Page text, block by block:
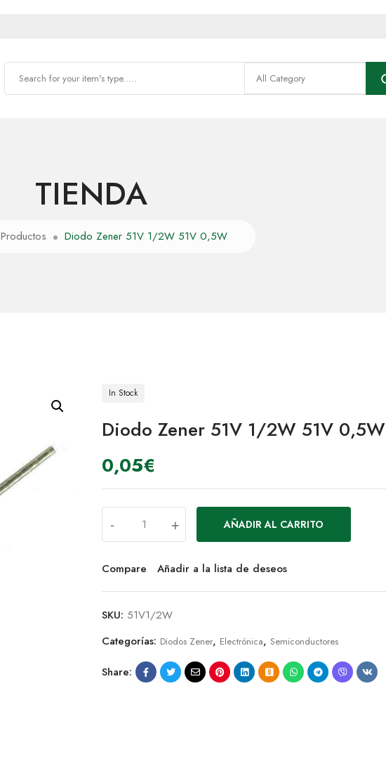
TIENDA
Productos Diodo Zener 51V 1/2W 51V 0,5W
In Stock
Diodo Zener 51V 1/2W 51V 0,5W
0,05€
- + AÑADIR AL CARRITO
Compare Añadir a la lista de deseos
SKU: 51V1/2W
Categorías: Diodos Zener, Electrónica, Semiconductores
Share: